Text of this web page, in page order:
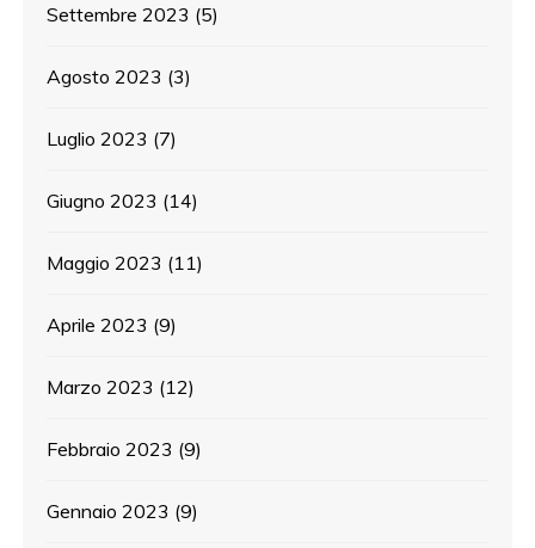
Settembre 2023 (5)
Agosto 2023 (3)
Luglio 2023 (7)
Giugno 2023 (14)
Maggio 2023 (11)
Aprile 2023 (9)
Marzo 2023 (12)
Febbraio 2023 (9)
Gennaio 2023 (9)